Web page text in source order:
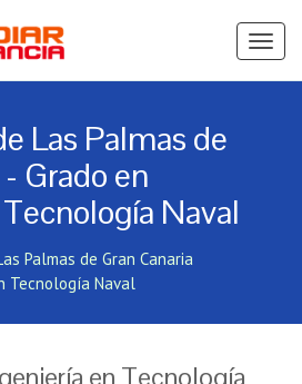
Ver
Las Palmas de
Grado en
Naval
Palmas de Gran Canaria
Tecnología Naval
en Tecnología